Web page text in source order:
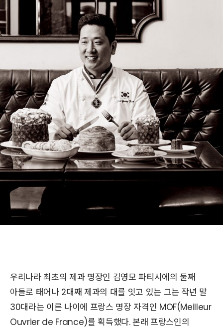
우리나라 최초의 제과 명장인 김영모 파티시에의 둘째
아들로 태어나 2대째 제과의 대를 잇고 있는 그는 작년 말
30대라는 이른 나이에 프랑스 명장 자격인 MOF(Meilleur
Ouvrier de France)를 획득했다. 본래 프랑스인의